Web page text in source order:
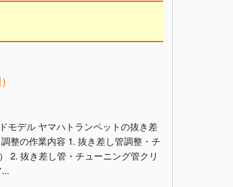
モデル ヤマハトランペットの抜き差
整の作業内容 1. 抜き差し管調整・チ
2. 抜き差し管・チューニング管クリ